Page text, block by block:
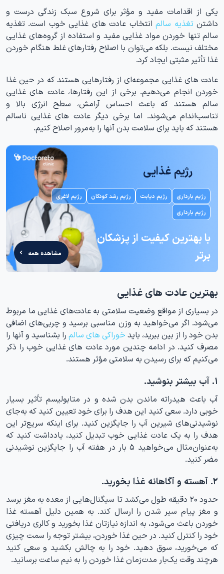
یکی از اقدامات مفید و مؤثر برای شروع سبک زندگی درست و
داشتنتغذیه سالمانتخاب عادت های غذایی خوب است. تغذیه
سالم تنها خوردن مواد غذایی مفید و استفاده از گروه‌های غذایی
مختلف نیست. بلکه می‌توان با اصلاح رفتارهای غلط هنگام خوردن
غذا تأثیر مثبتی ایجاد کرد.
عادت های غذایی مجموعه‌ای از رفتارهایی هستند که در حین غذا
خوردن انجام می‌دهیم. برخی از این رفتارها، عادت های غذایی
سالم هستند که باعث احساس آرامش، سطح انرژی بالا و
تناسب‌اندام می‌شوند. اما برخی دیگر عادت های غذایی ناسالم
هستند که باید برای سلامت بدن آنها را به‌مرور اصلاح کنیم.
رژیم غذایی
رژیم بارداری رژیم دیابت رژیم رشد کودکان رژیم لاغری
رژیم بارداری
با بهترین کیفیت از پزشکان
برتر
مشاهده همه
بهترین عادت های غذایی
در بسیاری از مواقع وضعیت سلامتی به عادت‌های غذایی ما مربوط
می‌شود. اگر می‌خواهید به وزن مناسبی برسید و چربی‌های اضافی
بدن خود را از بین ببرید، باید خوراکی های سالم را بشناسید و آنها را
مصرف کنید. در ادامه چندین مورد عادت های غذایی خوب را ذکر
می‌کنیم که برای رسیدن به سلامتی مؤثر هستند.
۱. آب بیشتر بنوشید.
آب باعث هیدراته ماندن بدن شده و در متابولیسم تأثیر بسیار
خوبی دارد. سعی کنید این هدف را برای خود تعیین کنید که به‌جای
نوشیدنی‌های شیرین آب را جایگزین کنید. برای اینکه سریع‌تر این
هدف را به یک عادت غذایی خوب تبدیل کنید، یادداشت کنید که
به‌عنوان‌مثال می‌خواهید ۵ بار در هفته آب را جایگزین نوشیدنی
مضر کنید.
۲. آهسته و آگاهانه غذا بخورید.
حدود ۲۰ دقیقه طول می‌کشد تا سیگنال‌هایی از معده به مغز برسد
و مغز پیام سیر شدن را ارسال کند. به همین دلیل آهسته غذا
خوردن باعث می‌شود، به اندازه نیازتان غذا بخورید و کالری دریافتی
خود را کنترل کنید. در حین غذا خوردن، بیشتر توجه را سمت چیزی
که می‌خورید، سوق دهید. خود را به چالش بکشید و سعی کنید
هرچند وقت یک‌بار مدت‌زمان غذا خوردن را به نیم ساعت برسانید.